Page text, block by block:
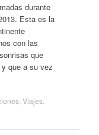
durante
Esta es la
con las
que
que a su vez
, Viajes.